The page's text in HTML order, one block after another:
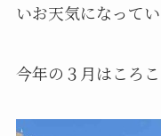
いお天気になってい
今年の３月はころ